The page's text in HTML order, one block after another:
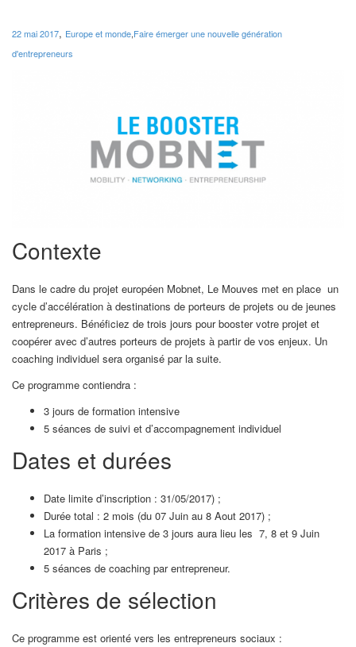
22 mai 2017, Europe et monde,Faire émerger une nouvelle génération
d'entrepreneurs
Contexte
Dans le cadre du projet européen Mobnet, Le Mouves met en place un
cycle d’accélération à destinations de porteurs de projets ou de jeunes
entrepreneurs. Bénéficiez de trois jours pour booster votre projet et
coopérer avec d’autres porteurs de projets à partir de vos enjeux. Un
coaching individuel sera organisé par la suite.
Ce programme contiendra :
3 jours de formation intensive
5 séances de suivi et d’accompagnement individuel
Dates et durées
Date limite d’inscription : 31/05/2017) ;
Durée total : 2 mois (du 07 Juin au 8 Aout 2017) ;
La formation intensive de 3 jours aura lieu les 7, 8 et 9 Juin
2017 à Paris ;
5 séances de coaching par entrepreneur.
Critères de sélection
Ce programme est orienté vers les entrepreneurs sociaux :